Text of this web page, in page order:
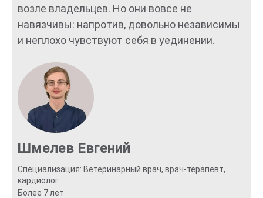
возле владельцев. Но они вовсе не
навязчивы: напротив, довольно независимы
и неплохо чувствуют себя в уединении.
Шмелев Евгений
Специализация: Ветеринарный врач, врач-терапевт,
кардиолог
Более 7 лет